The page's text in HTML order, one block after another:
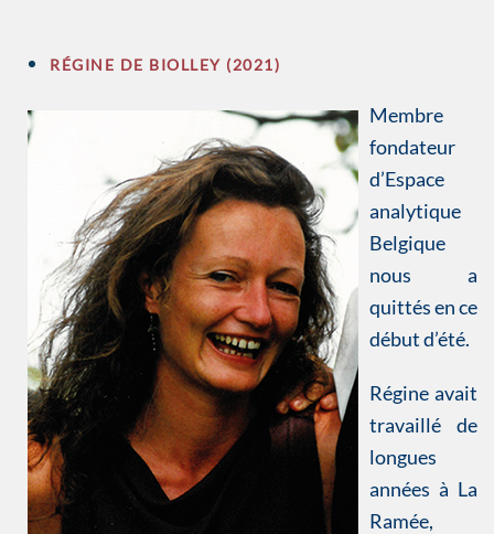
RÉGINE DE BIOLLEY (2021)
Membre
fondateur
d’Espace
analytique
Belgique
nous a
quittés en ce
début d’été.
Régine avait
travaillé de
longues
années à La
Ramée,